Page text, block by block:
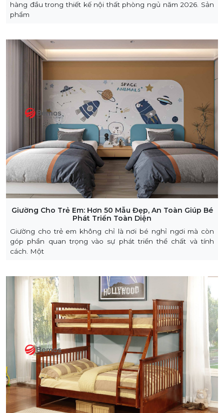
hàng đầu trong thiết kế nội thất phòng ngủ năm 2026. Sản
phẩm
Giường Cho Trẻ Em: Hơn 50 Mẫu Đẹp, An Toàn Giúp Bé
Phát Triển Toàn Diện
Giường cho trẻ em không chỉ là nơi bé nghỉ ngơi mà còn
góp phần quan trọng vào sự phát triển thể chất và tính
cách. Một